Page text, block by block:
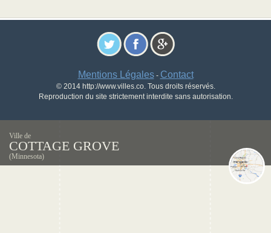
Mentions Légales- Contact
© 2014 http://www.villes.co. Tous droits réservés.
Reproduction du site strictement interdite sans autorisation.
Ville de
COTTAGE GROVE
(Minnesota)